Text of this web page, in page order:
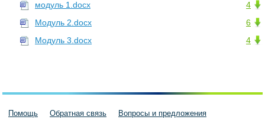
4
модуль 1.docx
6
Модуль 2.docx
4
Модуль 3.docx
Помощь Обратная связь Вопросы и предложения